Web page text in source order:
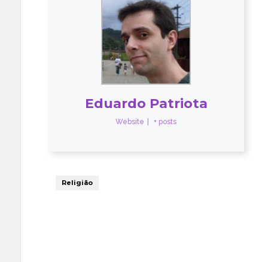
preferir
levarEduardo Patriota
Website + posts
Religião